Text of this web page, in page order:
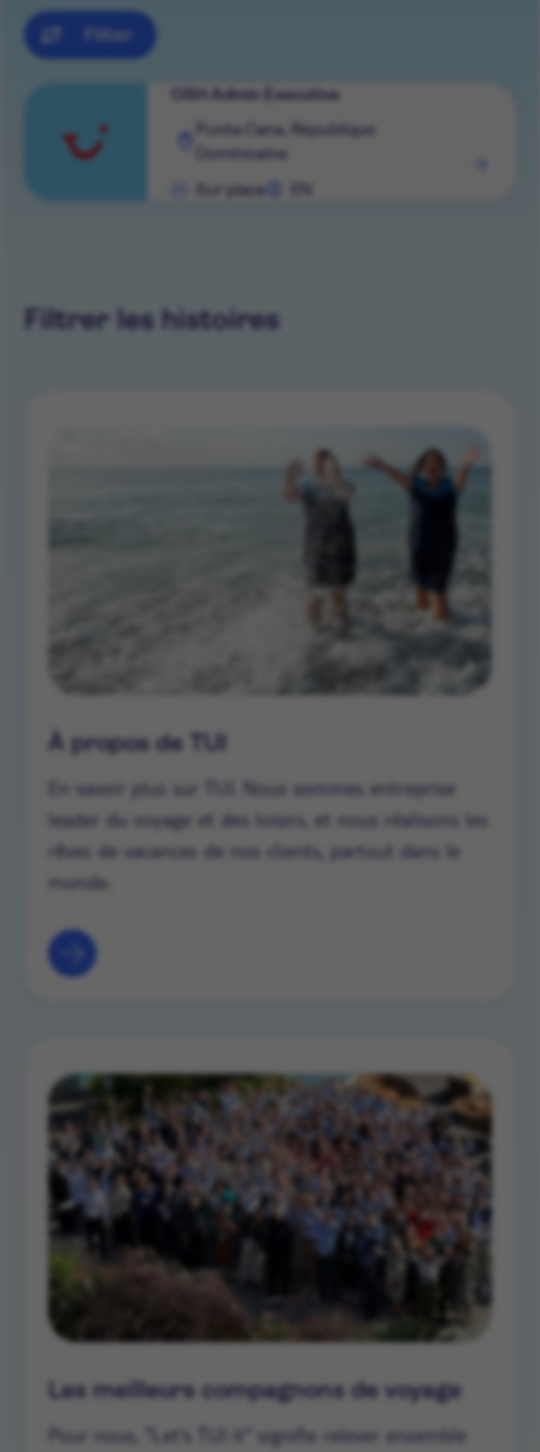
Filter
OSH Admin Executive
Punta Cana, République
Dominicaine
Sur place
Voir
rôle
Filtrer les histoires
À propos de TUI
En savoir plus sur TUI. Nous sommes entreprise
leader du voyage et des loisirs, et nous réalisons les
rêves de vacances de nos clients, partout dans le
monde.
Les meilleurs compagnons de voyage
Pour nous, "Let's TUI it" signifie relever ensemble